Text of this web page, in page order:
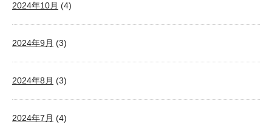
2024年10月 (4)
2024年9月 (3)
2024年8月 (3)
2024年7月 (4)